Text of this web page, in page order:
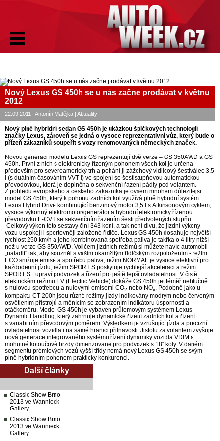
Nový Lexus GS 450h se u nás začne prodávat v květnu
2012
22.09.2011 | Antonín Matějka | Aktuality
Nový plně hybridní sedan GS 450h je ukázkou špičkových technologií
značky Lexus, zároveň se jedná o vysoce reprezentativní vůz, který bude o
přízeň zákazníků soupeřit s vozy renomovaných německých značek.
Novou generaci modelů Lexus GS reprezentují dvě verze – GS 350AWD a GS
450h. První z nich s elektronicky řízeným pohonem všech kol je určena
především pro severoamerický trh a pohání ji zážehový vidlicový šestiválec 3,5
l (s duálním časováním VVT-i) ve spojení se šestistupňovou automatickou
převodovkou, která je doplněna o sekvenční řazení pádly pod volantem.
Z pohledu evropského a českého zákazníka je ovšem mnohem důležitější
model GS 450h, který k pohonu zadních kol využívá plně hybridní systém
Lexus Hybrid Drive kombinující benzinový motor 3,5 l s Atkinsonovým cyklem,
vysoce výkonný elektromotor/generátor a hybridní elektronicky řízenou
převodovku E-CVT se sekvenčním řazením šesti předvolených stupňů.
Celkový výkon této sestavy činí 343 koní, a tak není divu, že jízdní výkony
vozu uspokojí i sportovněji založené řidiče. Lexus GS 450h dosahuje největší
rychlost 250 km/h a jeho kombinovaná spotřeba paliva je takřka o 4 litry nižší
než u verze GS 350AWD. Voličem jízdních režimů si můžete navíc automobil
„naladit“ tak, aby souzněl s vaším okamžitým řidičským rozpoložením - režim
ECO snižuje emise a spotřebu paliva; režim NORMAL je vysoce efektivní pro
každodenní jízdu; režim SPORT S poskytuje rychlejší akceleraci a režim
SPORT S+ upraví podvozek a řízení pro ještě lepší ovladatelnost. V čistě
elektrickém režimu EV (Electric Vehicle) dokáže GS 450h jet téměř nehlučně
s nulovou spotřebou a nulovými emisemi CO2 nebo NOx. Podobně jako u
kompaktu CT 200h jsou různé režimy jízdy indikovány modrým nebo červeným
osvětlením přístrojů a měnícím se zobrazením indikátoru úspornosti a
otáčkoměru. Model GS 450h je vybaven průlomovým systémem Lexus
Dynamic Handling, který zahrnuje dynamické řízení zadních kol a řízení
s variabilním převodovým poměrem. Výsledkem je vzrušující jízda a precizní
ovladatelnost vozidla i na samé hranici přilnavosti. Jistotu za volantem zvyšuje
nová generace integrovaného systému řízení dynamiky vozidla VDIM a
mohutné kotoučové brzdy dimenzované pro podvozek s 18“ koly. V daném
segmentu prémiových vozů vyšší třídy nemá nový Lexus GS 450h se svým
plně hybridním pohonem prakticky konkurenci.
Další články
Classic Show Brno
2013 ve Wannieck
Gallery
Classic Show Brno
2013 ve Wannieck
Gallery